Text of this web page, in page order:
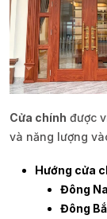
Cửa chính được
và năng lượng
Hướng cửa
Đông
Đông